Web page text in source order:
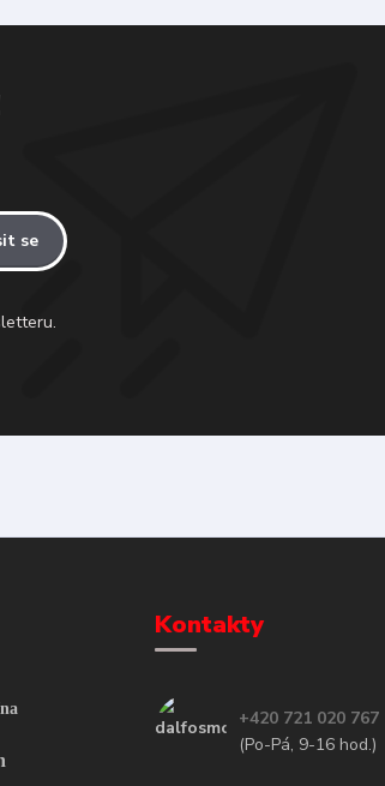
se
Kontakty
+420 721 020 767
(Po-Pá, 9-16 hod.)